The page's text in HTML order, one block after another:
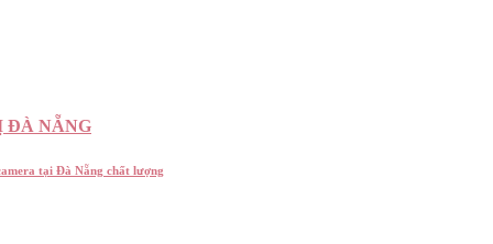
ĐÀ NẴNG
tại Đà Nẵng chất lượng